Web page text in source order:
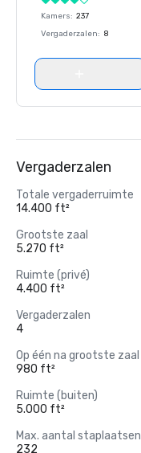
Kamers: 237
Vergaderzalen: 8
Vergaderzalen
Totale vergaderruimte
14.400 ft²
Grootste zaal
5.270 ft²
Ruimte (privé)
4.400 ft²
Vergaderzalen
4
Op één na grootste zaal
980 ft²
Ruimte (buiten)
5.000 ft²
Max. aantal staplaatsen
232